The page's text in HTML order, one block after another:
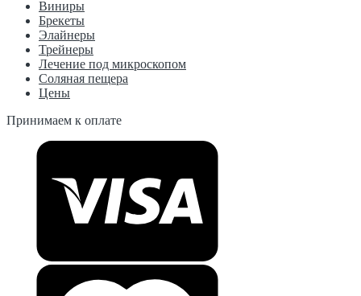
Виниры
Брекеты
Элайнеры
Трейнеры
Лечение под микроскопом
Соляная пещера
Цены
Принимаем к оплате